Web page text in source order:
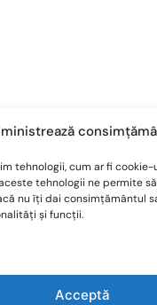
tehnologii, cum ar fi
tehnologii ne permite
nu îți dai consimțământul
și funcții.
Acceptă